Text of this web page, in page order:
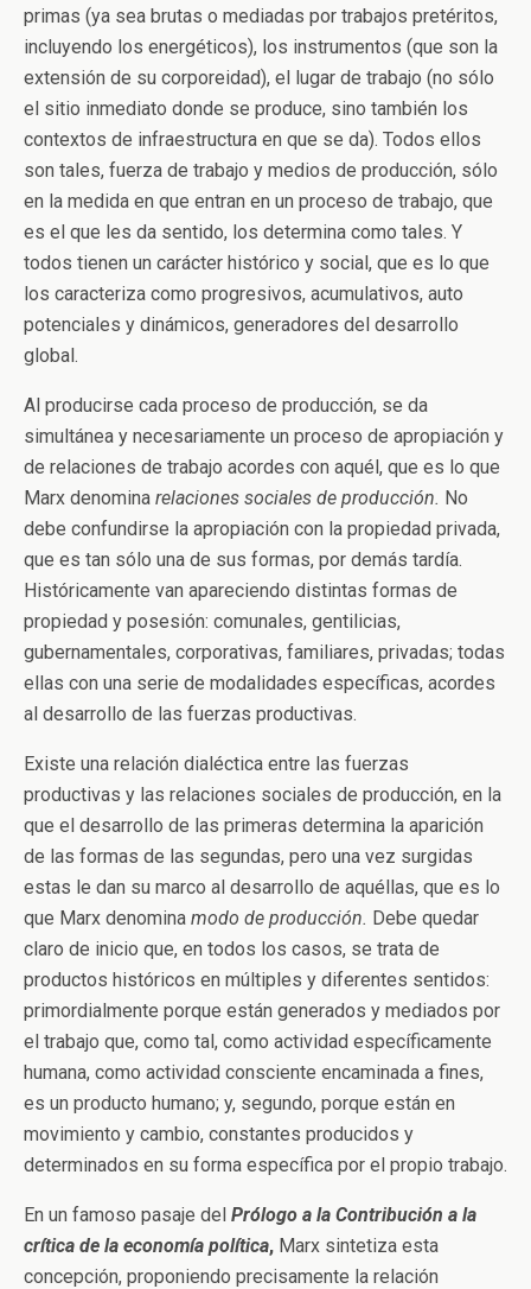
primas (ya sea brutas o mediadas por trabajos pretéritos,
incluyendo los energéticos), los instrumentos (que son la
extensión de su corporeidad), el lugar de trabajo (no sólo
el sitio inmediato donde se produce, sino también los
contextos de infraestructura en que se da). Todos ellos
son tales, fuerza de trabajo y medios de producción, sólo
en la medida en que entran en un proceso de trabajo, que
es el que les da sentido, los determina como tales. Y
todos tienen un carácter histórico y social, que es lo que
los caracteriza como progresivos, acumulativos, auto
potenciales y dinámicos, generadores del desarrollo
global.
Al producirse cada proceso de producción, se da
simultánea y necesariamente un proceso de apropiación y
de relaciones de trabajo acordes con aquél, que es lo que
Marx denomina relaciones sociales de producción. No
debe confundirse la apropiación con la propiedad privada,
que es tan sólo una de sus formas, por demás tardía.
Históricamente van apareciendo distintas formas de
propiedad y posesión: comunales, gentilicias,
gubernamentales, corporativas, familiares, privadas; todas
ellas con una serie de modalidades específicas, acordes
al desarrollo de las fuerzas productivas.
Existe una relación dialéctica entre las fuerzas
productivas y las relaciones sociales de producción, en la
que el desarrollo de las primeras determina la aparición
de las formas de las segundas, pero una vez surgidas
estas le dan su marco al desarrollo de aquéllas, que es lo
que Marx denomina modo de producción. Debe quedar
claro de inicio que, en todos los casos, se trata de
productos históricos en múltiples y diferentes sentidos:
primordialmente porque están generados y mediados por
el trabajo que, como tal, como actividad específicamente
humana, como actividad consciente encaminada a fines,
es un producto humano; y, segundo, porque están en
movimiento y cambio, constantes producidos y
determinados en su forma específica por el propio trabajo.
En un famoso pasaje del Prólogo a la Contribución a la
crítica de la economía política, Marx sintetiza esta
concepción, proponiendo precisamente la relación